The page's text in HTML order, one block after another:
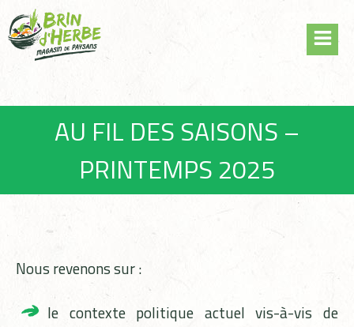
to
content
AU FIL DES SAISONS –
PRINTEMPS 2025
Nous revenons sur :
le contexte politique actuel vis-à-vis de
Panneau de gestion des cookies